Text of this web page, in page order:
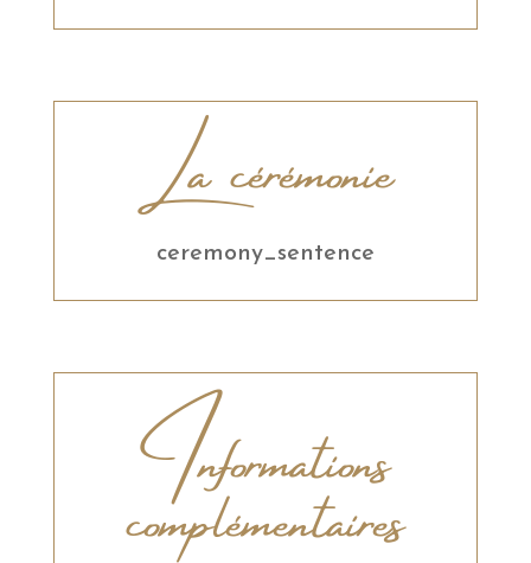
La cérémonie
ceremony_sentence
Informations
complémentaires